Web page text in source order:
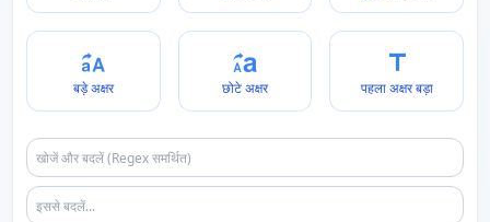
बड़े अक्षर छोटे अक्षर पहला अक्षर बड़ा